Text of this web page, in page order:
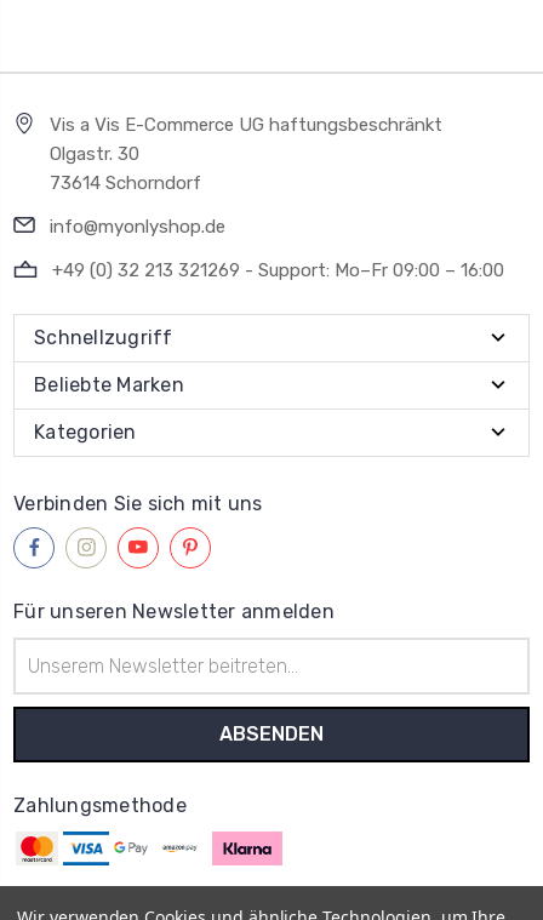
Vis a Vis E-Commerce UG haftungsbeschränkt
Olgastr. 30
73614 Schorndorf
info@myonlyshop.de
+49 (0) 32 213 321269 - Support: Mo–Fr 09:00 – 16:00
Schnellzugriff
Beliebte Marken
Kategorien
Verbinden Sie sich mit uns
Für unseren Newsletter anmelden
Mail-
Adresse
Zahlungsmethode